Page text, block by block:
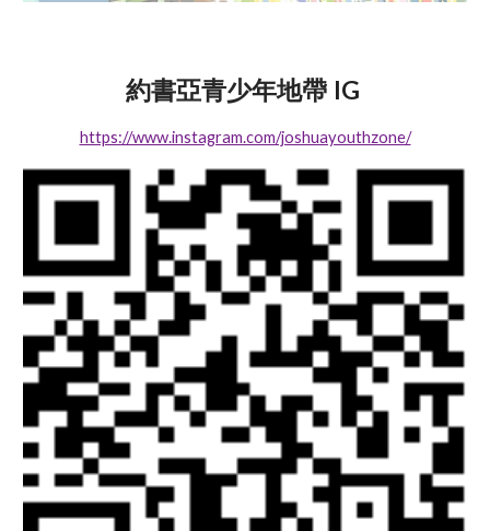
約書亞青少年地帶 IG
https://www.instagram.com/joshuayouthzone/